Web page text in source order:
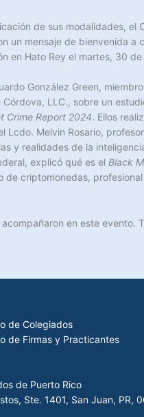
de sus modalidades, el
un mensaje de bienvenida a
en Hato Rey el martes, 30
González Green,
LLC., sobre un
Crime Report 2024. Ellos
Melvin Rosario,
y realidades de la
explicó qué es el Black
criptomonedas,
en este evento.
de Colegiados
de Firmas y Practicantes
de Puerto Rico
Ste. 1401, San Juan, PR,